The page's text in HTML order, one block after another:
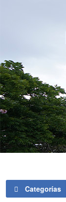
Categorías